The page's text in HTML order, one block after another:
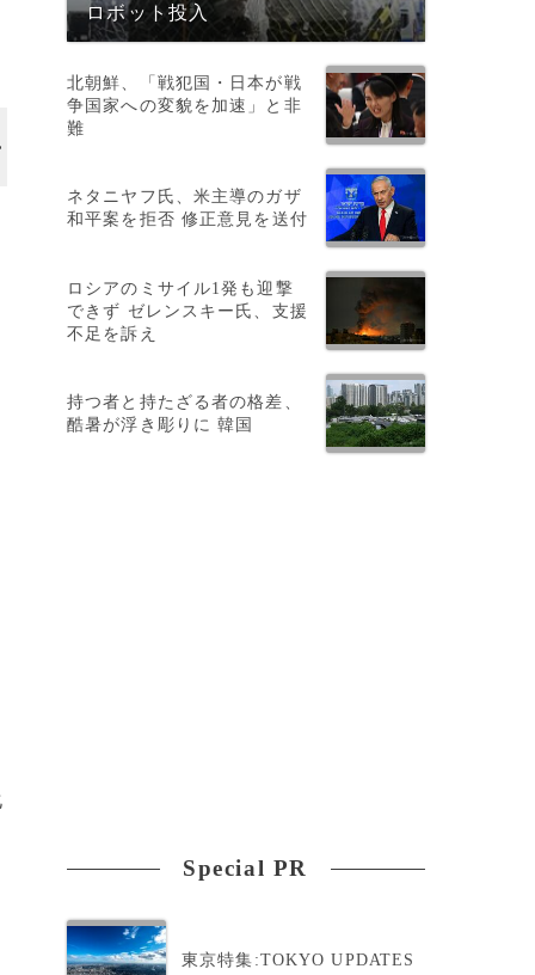
ロボット投入
北朝鮮、「戦犯国・日本が戦
争国家への変貌を加速」と非
難
ネタニヤフ氏、米主導のガザ
和平案を拒否 修正意見を送付
ロシアのミサイル1発も迎撃
できず ゼレンスキー氏、支援
不足を訴え
持つ者と持たざる者の格差、
酷暑が浮き彫りに 韓国
Special PR
東京特集:TOKYO UPDATES